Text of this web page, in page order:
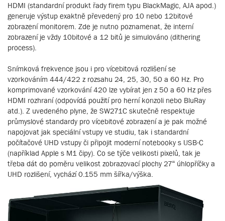
HDMI (standardní produkt řady firem typu BlackMagic, AJA apod.)
generuje výstup exaktně převedený pro 10 nebo 12bitové
zobrazení monitorem. Zde je nutno poznamenat, že interní
zobrazení je vždy 10bitové a 12 bitů je simulováno (dithering
process).
Snímková frekvence jsou i pro vícebitová rozlišení se
vzorkováním 444/422 z rozsahu 24, 25, 30, 50 a 60 Hz. Pro
komprimované vzorkování 420 lze vybírat jen z 50 a 60 Hz přes
HDMI rozhraní (odpovídá použití pro herní konzoli nebo BluRay
atd.). Z uvedeného plyne, že SW271C skutečně respektuje
průmyslové standardy pro vícebitové zobrazení a je pak možné
napojovat jak speciální vstupy ve studiu, tak i standardní
počítačové UHD vstupy či připojit moderní notebooky s USB-C
(například Apple s M1 čipy). Co se týče velikosti pixelů, tak je
třeba dát do poměru velikost zobrazovací plochy 27“ úhlopříčky a
UHD rozlišení, vychází 0.155 mm šířka/výška.